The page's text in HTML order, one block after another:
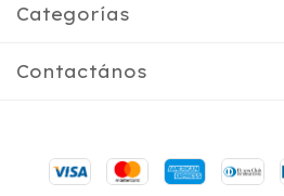
Categorías
Contactános